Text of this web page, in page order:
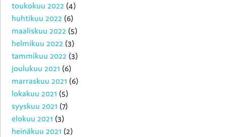
toukokuu 2022 (4)
huhtikuu 2022 (6)
maaliskuu 2022 (5)
helmikuu 2022 (3)
tammikuu 2022 (3)
joulukuu 2021 (6)
marraskuu 2021 (6)
lokakuu 2021 (5)
syyskuu 2021 (7)
elokuu 2021 (3)
heinäkuu 2021 (2)